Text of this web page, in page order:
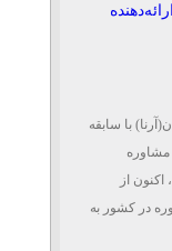
با سابقه
مشاوره
از
در کشور به